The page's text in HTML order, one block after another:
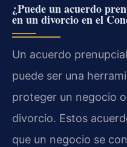
¿Puede un acuerdo
en un divorcio en el
Un acuerdo
puede ser una
proteger un negocio
divorcio. Estos
que un negocio se